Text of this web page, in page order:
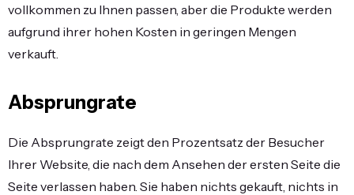
vollkommen zu Ihnen passen, aber die Produkte werden
aufgrund ihrer hohen Kosten in geringen Mengen
verkauft.
Absprungrate
Die Absprungrate zeigt den Prozentsatz der Besucher
Ihrer Website, die nach dem Ansehen der ersten Seite die
Seite verlassen haben. Sie haben nichts gekauft, nichts in